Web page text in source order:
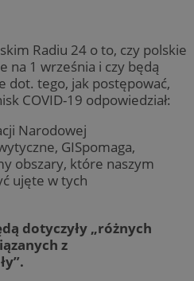
Radiu 24 o to, czy polskie
na 1 września i czy będą
dot. tego, jak postępować,
COVID-19 odpowiedział:
Narodowej
GISpomaga,
obszary, które naszym
ujęte w tych
dotyczyły „różnych
z